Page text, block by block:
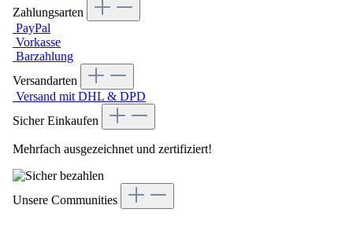
Zahlungsarten
PayPal
Vorkasse
Barzahlung
Versandarten
Versand mit DHL & DPD
Sicher Einkaufen
Mehrfach ausgezeichnet und zertifiziert!
Unsere Communities